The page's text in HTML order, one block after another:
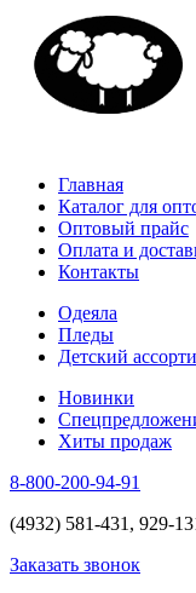
Главная
Каталог для
Оптовый прайс
Оплата и
Контакты
Одеяла
Пледы
Детский
Новинки
Хиты продаж
8-800-200-94-91
(4932) 581-431, 929-
Заказать звонок